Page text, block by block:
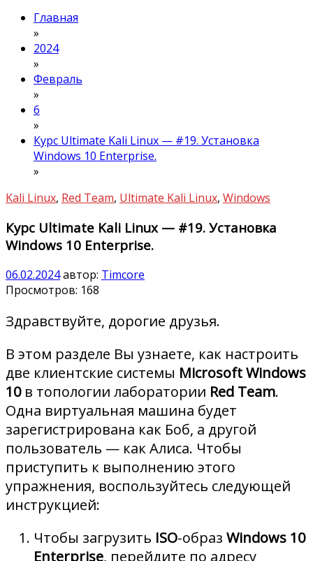
Главная
»
2024
»
Февраль
»
6
»
Курс Ultimate Kali Linux — #19. Установка
Windows 10 Enterprise.
»
Kali Linux, Red Team, Ultimate Kali Linux, Windows
Курс Ultimate Kali Linux — #19. Установка
Windows 10 Enterprise.
06.02.2024автор: Timcore
Просмотров: 168
Здравствуйте, дорогие друзья.
В этом разделе Вы узнаете, как настроить
две клиентские системы Microsoft Windows
10 в топологии лаборатории Red Team.
Одна виртуальная машина будет
зарегистрирована как Боб, а другой
пользователь — как Алиса. Чтобы
приступить к выполнению этого
упражнения, воспользуйтесь следующей
инструкцией:
Чтобы загрузить ISO-образ Windows 10
Enterprise, перейдите по адресу